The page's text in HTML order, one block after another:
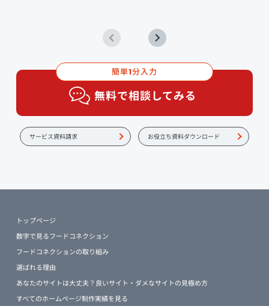
簡単1分入力
無料で相談してみる
サービス資料請求 お役立ち資料ダウンロード
トップページ
数字で見るフードコネクション
フードコネクションの取り組み
選ばれる理由
あなたのサイトは大丈夫？良いサイト・ダメなサイトの見極め方
すべてのホームページ制作実績を見る